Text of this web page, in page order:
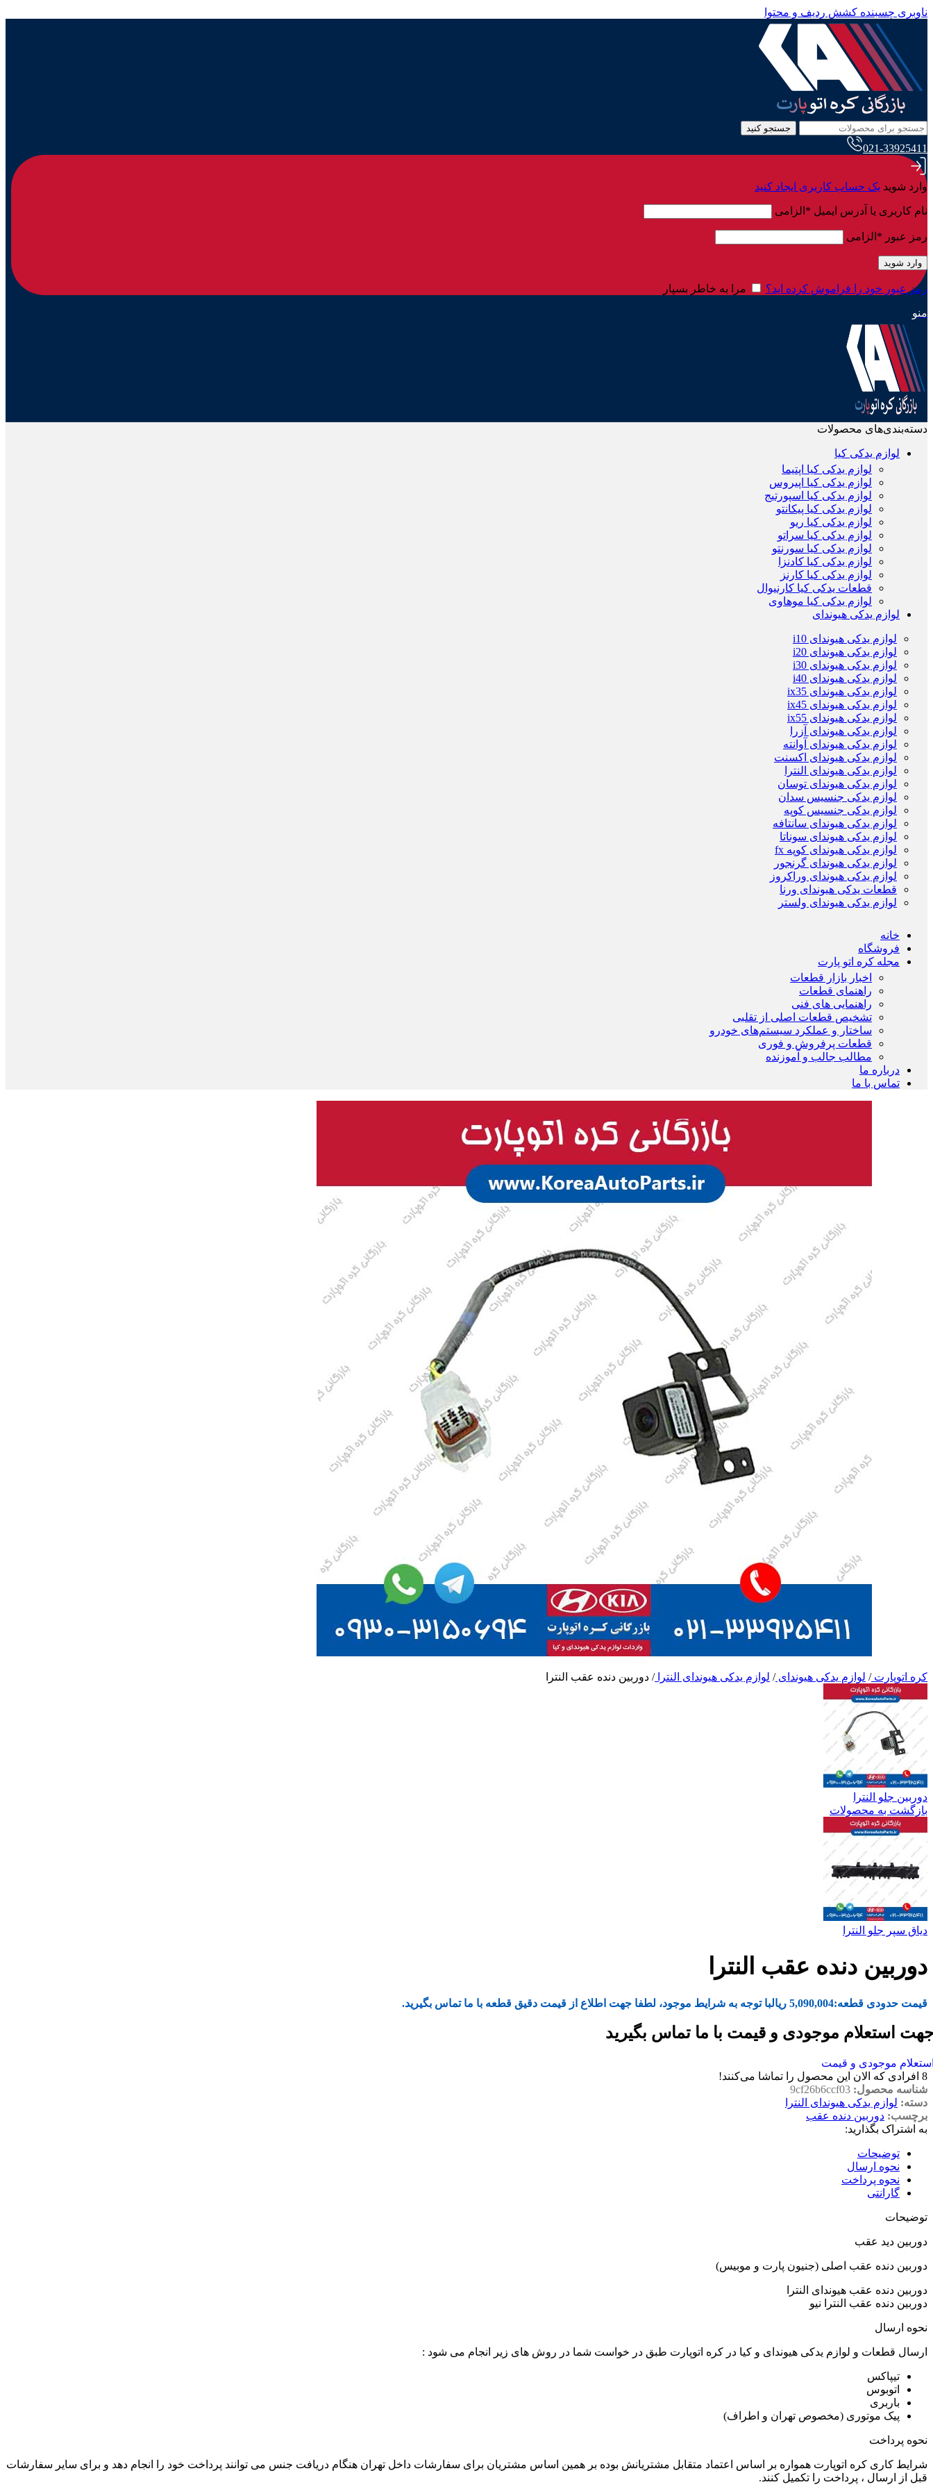
ناوبری چسبنده کشش ردیف و محتوا
جستجو کنید
021-33925411
وارد شوید یک حساب کاربری ایجاد کنید
نام کاربری یا آدرس ایمیل * الزامی
رمز عبور * الزامی
وارد شوید
رمز عبور خود را فراموش کرده اید؟ مرا به خاطر بسپار
منو
دسته‌بندی‌های محصولات
لوازم یدکی کیا
لوازم یدکی کیا اپتیما
لوازم یدکی کیا اپیروس
لوازم یدکی کیا اسپورتیج
لوازم یدکی کیا پیکانتو
لوازم یدکی کیا ریو
لوازم یدکی کیا سراتو
لوازم یدکی کیا سورنتو
لوازم یدکی کیا کادنزا
لوازم یدکی کیا کارنز
قطعات یدکی کیا کارنیوال
لوازم یدکی کیا موهاوی
لوازم یدکی هیوندای
لوازم یدکی هیوندای i10
لوازم یدکی هیوندای i20
لوازم یدکی هیوندای i30
لوازم یدکی هیوندای i40
لوازم یدکی هیوندای ix35
لوازم یدکی هیوندای ix45
لوازم یدکی هیوندای ix55
لوازم یدکی هیوندای آزرا
لوازم یدکی هیوندای آوانته
لوازم یدکی هیوندای اکسنت
لوازم یدکی هیوندای النترا
لوازم یدکی هیوندای توسان
لوازم یدکی جنسیس سدان
لوازم یدکی جنسیس کوپه
لوازم یدکی هیوندای سانتافه
لوازم یدکی هیوندای سوناتا
لوازم یدکی هیوندای کوپه fx
لوازم یدکی هیوندای گرنجور
لوازم یدکی هیوندای وراکروز
قطعات یدکی هیوندای ورنا
لوازم یدکی هیوندای ولستر
خانه
فروشگاه
مجله کره اتو پارت
اخبار بازار قطعات
راهنمای قطعات
راهنمایی های فنی
تشخیص قطعات اصلی از تقلبی
ساختار و عملکرد سیستم‌های خودرو
قطعات پرفروش و فوری
مطالب جالب و آموزنده
درباره ما
تماس با ما
کره اتوپارت/ لوازم یدکی هیوندای/ لوازم یدکی هیوندای النترا/ دوربین دنده عقب النترا
دوربین جلو النترا
بازگشت به محصولات
دیاق سپر جلو النترا
دوربین دنده عقب النترا
قیمت حدودی قطعه:5,090,004 ریالبا توجه به شرایط موجود، لطفا جهت اطلاع از قیمت دقیق قطعه با ما تماس بگیرید.
استعلام موجودی و قیمت با ما تماس بگیرید
موجودی و قیمت
8 افرادی که الان این محصول را تماشا می‌کنند!
شناسه محصول: 9cf26b6ccf03
دسته: لوازم یدکی هیوندای النترا
برچسب: دوربین دنده عقب
به اشتراک بگذارید:
توضیحات
نحوه ارسال
نحوه پرداخت
گارانتی
توضیحات
دوربین دید عقب
دوربین دنده عقب اصلی (جنیون پارت و موبیس)
دوربین دنده عقب هیوندای النترا
دوربین دنده عقب النترا نیو
نحوه ارسال
ارسال قطعات و لوازم یدکی هیوندای و کیا در کره اتوپارت طبق در خواست شما در روش های زیر انجام می شود :
تیپاکس
اتوبوس
باربری
پیک موتوری (مخصوص تهران و اطراف)
نحوه پرداخت
شرایط کاری کره اتوپارت همواره بر اساس اعتماد متقابل مشتریانش بوده بر همین اساس مشتریان برای سفارشات داخل تهران هنگام دریافت جنس می توانند پرداخت خود را انجام دهد و برای سایر سفارشات
قبل از ارسال ، پرداخت را تکمیل کنند.